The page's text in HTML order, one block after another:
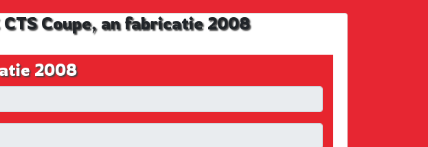
Coupe, an fabricatie 2008
2008